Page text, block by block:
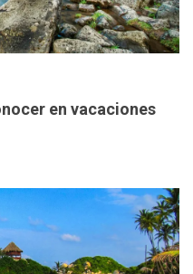
en vacaciones